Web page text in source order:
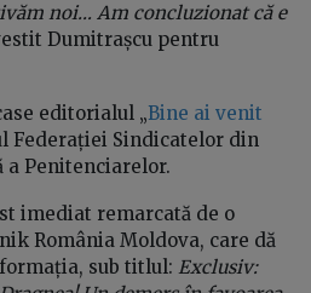
noi… Am concluzionat că e
Dumitrașcu pentru
editorialul „Bine ai venit
Federației Sindicatelor din
Penitenciarelor.
imediat remarcată de o
România Moldova, care dă
sub titlul: Exclusiv: